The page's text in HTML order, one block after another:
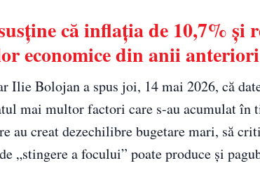
că inflația de 10,7% și
economice din anii anteriori
Ilie Bolojan a spus joi, 14 mai 2026, că
mai multor factori care s-au acumulat în
au creat dezechilibre bugetare mari, să
„stingere a focului” poate produce și